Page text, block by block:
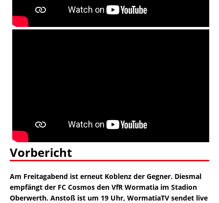
Vorbericht
Am Freitagabend ist erneut Koblenz der Gegner. Diesmal
empfängt der FC Cosmos den VfR Wormatia im Stadion
Oberwerth. Anstoß ist um 19 Uhr, WormatiaTV sendet live